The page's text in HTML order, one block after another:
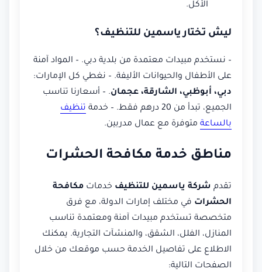
الأكل.
ليش تختار ياسمين للتنظيف؟
– نستخدم مبيدات معتمدة من بلدية دبي. – المواد آمنة
على الأطفال والحيوانات الأليفة. – نغطي كل الإمارات:
دبي، أبوظبي، الشارقة، عجمان. – أسعارنا تناسب
الجميع، تبدأ من 20 درهم فقط. – خدمة
تنظيف
بالساعة متوفرة مع عمال مدربين.
مناطق خدمة مكافحة الحشرات
تقدم شركة ياسمين للتنظيف خدمات مكافحة
الحشرات في مختلف إمارات الدولة، مع فرق
متخصصة تستخدم مبيدات آمنة ومعتمدة تناسب
المنازل، الفلل، الشقق، والمنشآت التجارية. يمكنك
الاطلاع على تفاصيل الخدمة حسب موقعك من خلال
الصفحات التالية: